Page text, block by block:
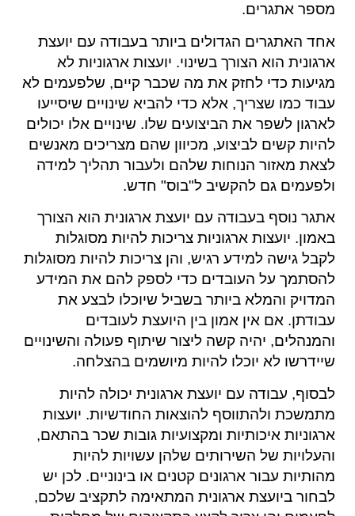
מספר אתגרים.
אחד האתגרים הגדולים ביותר בעבודה עם יועצת
ארגונית הוא הצורך בשינוי. יועצות ארגוניות לא
מגיעות כדי לחזק את מה שכבר קיים, שלפעמים לא
עבוד כמו שצריך, אלא כדי להביא שינויים שיסייעו
לארגון לשפר את הביצועים שלו. שינויים אלו יכולים
להיות קשים לביצוע, מכיוון שהם מצריכים מאנשים
לצאת מאזור הנוחות שלהם ולעבור תהליך למידה
ולפעמים גם להקשיב ל"בוס" חדש.
אתגר נוסף בעבודה עם יועצת ארגונית הוא הצורך
באמון. יועצות ארגוניות צריכות להיות מסוגלות
לקבל גישה למידע רגיש, והן צריכות להיות מסוגלות
להסתמך על העובדים כדי לספק להם את המידע
המדויק והמלא ביותר בשביל שיוכלו לבצע את
עבודתן. אם אין אמון בין היועצת לעובדים
והמנהלים, יהיה קשה ליצור שיתוף פעולה והשינויים
שיידרשו לא יוכלו להיות מיושמים בהצלחה.
לבסוף, עבודה עם יועצת ארגונית יכולה להיות
מתמשכת ולהתווסף להוצאות החודשיות. יועצות
ארגוניות איכותיות ומקצועיות גובות שכר בהתאם,
והעלויות של השירותים שלהן עשויות להיות
מהותיות עבור ארגונים קטנים או בינוניים. לכן יש
לבחור ביועצת ארגונית המתאימה לתקציב שלכם,